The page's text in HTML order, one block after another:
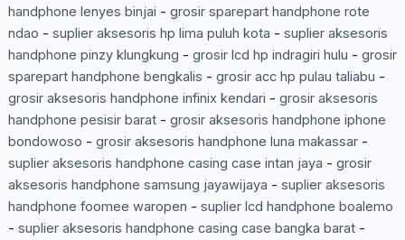
handphone lenyes binjai - grosir sparepart handphone rote
ndao - suplier aksesoris hp lima puluh kota - suplier aksesoris
handphone pinzy klungkung - grosir lcd hp indragiri hulu - grosir
sparepart handphone bengkalis - grosir acc hp pulau taliabu -
grosir aksesoris handphone infinix kendari - grosir aksesoris
handphone pesisir barat- grosir aksesoris handphone iphone
bondowoso - grosir aksesoris handphone luna makassar-
suplier aksesoris handphone casing case intan jaya - grosir
aksesoris handphone samsung jayawijaya - suplier aksesoris
handphone foomee waropen - suplier lcd handphone boalemo
- suplier aksesoris handphone casing case bangka barat-